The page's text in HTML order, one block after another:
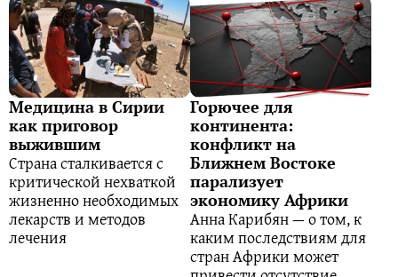
Медицина в Сирии
как приговор
выжившим
Страна сталкивается с
критической нехваткой
жизненно необходимых
лекарств и методов
лечения
Горючее для
континента:
конфликт на
Ближнем Востоке
парализует
экономику Африки
Анна Карибян — о том, к
каким последствиям для
стран Африки может